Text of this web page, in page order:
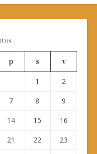
p s v
1 2
7 8 9
14 15 16
21 22 23